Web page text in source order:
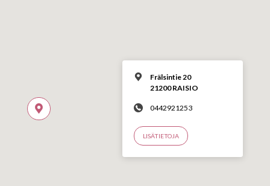
Frälsintie 20
21200 RAISIO
0442921253
LISÄTIETOJA